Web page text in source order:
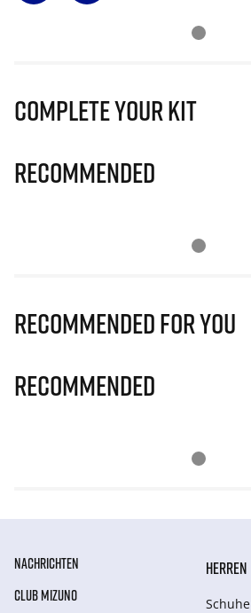
Complete Your Kit
Recommended
Recommended for you
Recommended
NACHRICHTEN
CLUB MIZUNO
HERREN
Schuhe